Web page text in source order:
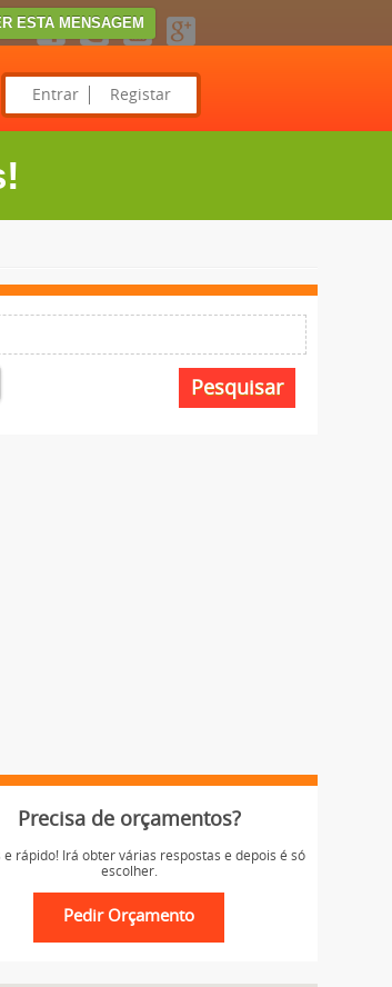
ESTA MENSAGEM
Entrar Registar
Precisa de orçamentos?
e rápido! Irá obter várias respostas e depois é só
escolher.